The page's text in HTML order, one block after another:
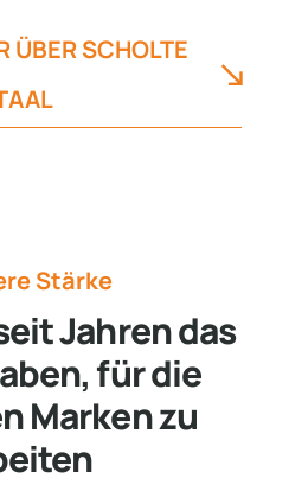
ÜBER SCHOLTE
Stärke
Jahren das
für die
Marken zu